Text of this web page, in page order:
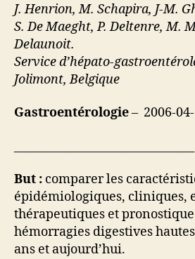
J. Henrion, M. Schapira, J-M.
S. De Maeght, P. Deltenre, M.
Delaunoit.
Service d’hépato-
Jolimont, Belgique
Gastroentérologie– 2006-
But : comparer les
épidémiologiques, cliniques,
thérapeutiques et
hémorragies digestives
ans et aujourd’hui.